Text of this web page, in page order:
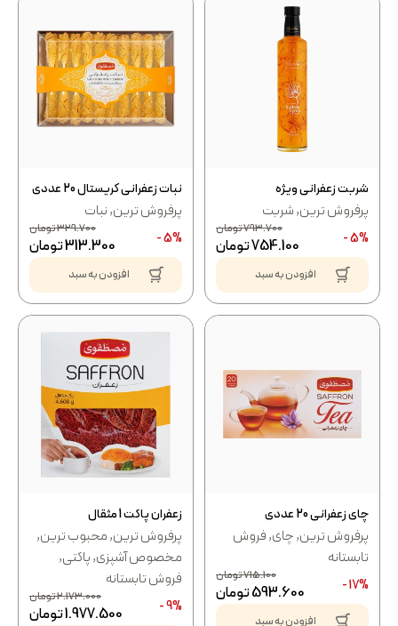
شربت زعفرانی ویژه
پرفروش ترین,شربت
5% -
793.700تومان
754.100تومان
افزودن به سبد
نبات زعفرانی کریستال 20 عددی
پرفروش ترین,نبات
5% -
329.700تومان
313.300تومان
افزودن به سبد
چای زعفرانی 20 عددی
پرفروش ترین,چای,فروش
تابستانه
17% -
715.100تومان
593.600تومان
افزودن به سبد
زعفران پاکت 1 مثقال
پرفروش ترین,محبوب ترین,
مخصوص آشپزی,پاکتی,
فروش تابستانه
9% -
2.173.000تومان
1.977.500تومان